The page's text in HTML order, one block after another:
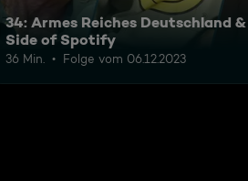
34: Armes Reiches Deutschland
Side of Spotify
36 Min. Folge vom 06.12.2023